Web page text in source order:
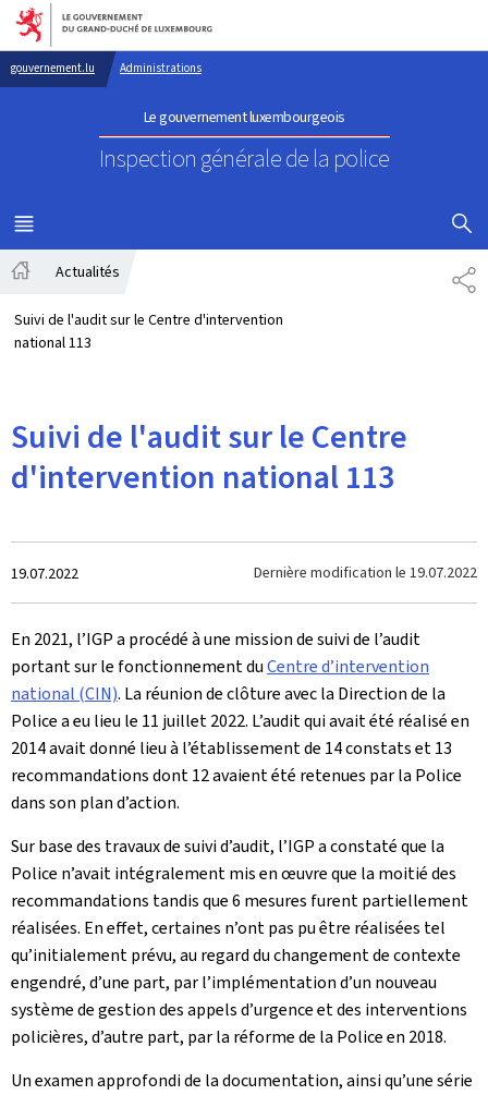
Aller au menu principal
Aller au contenu
gouvernement.lu Administrations
Le gouvernement luxembourgeois
Inspection générale de la police
MENU
PRINCIPAL
Actualités
Suivi de l'audit sur le Centre d'intervention
national 113
Suivi de l'audit sur le Centre
d'intervention national 113
Crée
le
19.07.2022 Dernière modification le 19.07.2022
En 2021, l’IGP a procédé à une mission de suivi de l’audit
portant sur le fonctionnement duCentre d’intervention
national (CIN). La réunion de clôture avec la Direction de la
Police a eu lieu le 11 juillet 2022. L’audit qui avait été réalisé en
2014 avait donné lieu à l’établissement de 14 constats et 13
recommandations dont 12 avaient été retenues par la Police
dans son plan d’action.
Sur base des travaux de suivi d’audit, l’IGP a constaté que la
Police n’avait intégralement mis en œuvre que la moitié des
recommandations tandis que 6 mesures furent partiellement
réalisées. En effet, certaines n’ont pas pu être réalisées tel
qu’initialement prévu, au regard du changement de contexte
engendré, d’une part, par l’implémentation d’un nouveau
système de gestion des appels d’urgence et des interventions
policières, d’autre part, par la réforme de la Police en 2018.
Un examen approfondi de la documentation, ainsi qu’une série